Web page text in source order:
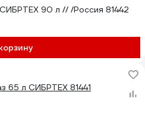
90 л // /Россия 81442